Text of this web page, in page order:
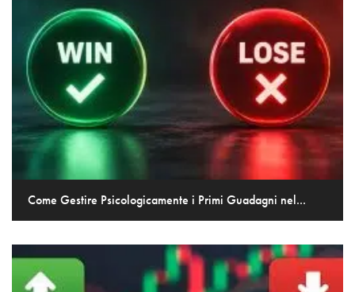
Come Gestire Psicologicamente i Primi Guadagni nel...